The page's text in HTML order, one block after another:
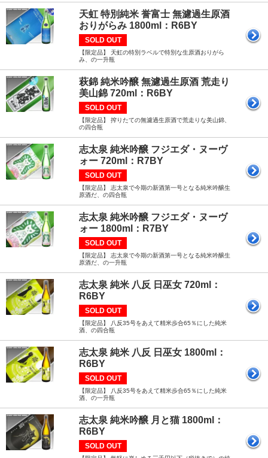
天虹 特別純米 誉富士 無濾過生原酒
おりがらみ 1800ml：R6BY
SOLD OUT
【限定品】 天虹の特別ラベルで特別な生原酒おりがら
み、の一升瓶
萩錦 純米吟醸 無濾過生原酒 荒走り
美山錦 720ml：R6BY
SOLD OUT
【限定品】 搾りたての無濾過生原酒で荒走りな美山錦、
の四合瓶
志太泉 純米吟醸 フジエダ・ヌーヴ
ォー 720ml：R7BY
SOLD OUT
【限定品】 志太泉で今期の新酒第一号となる純米吟醸生
原酒だ、の四合瓶
志太泉 純米吟醸 フジエダ・ヌーヴ
ォー 1800ml：R7BY
SOLD OUT
【限定品】 志太泉で今期の新酒第一号となる純米吟醸生
原酒だ、の一升瓶
志太泉 純米 八反 日巫女 720ml：
R6BY
SOLD OUT
【限定品】 八反35号をあえて精米歩合65％にした純米
酒、の四合瓶
志太泉 純米 八反 日巫女 1800ml：
R6BY
SOLD OUT
【限定品】 八反35号をあえて精米歩合65％にした純米
酒、の一升瓶
志太泉 純米吟醸 月と猫 1800ml：
R6BY
SOLD OUT